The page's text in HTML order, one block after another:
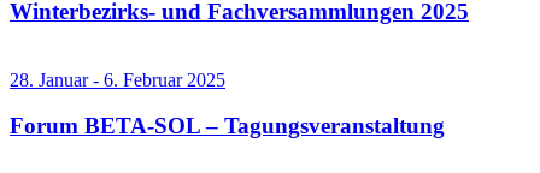
Winterbezirks- und Fachversammlungen 2025
28. Januar - 6. Februar 2025
Forum BETA-SOL – Tagungsveranstaltung